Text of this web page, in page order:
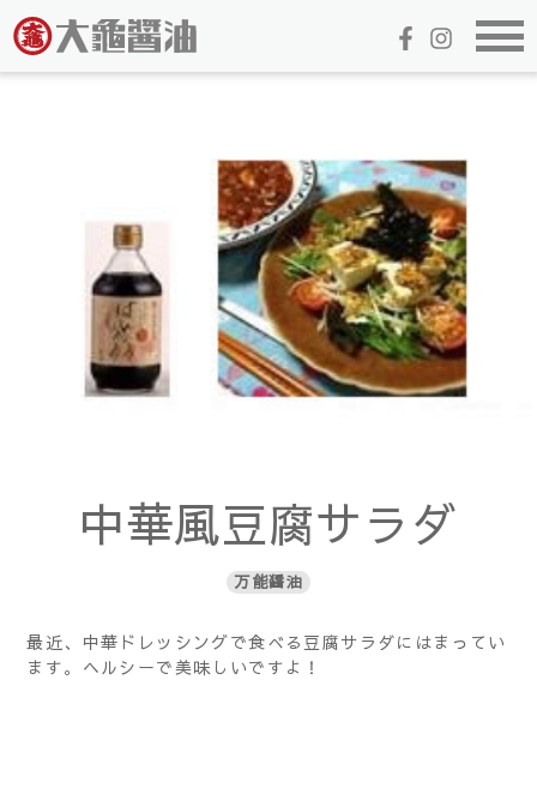
中華風豆腐サラダ
万能醤油
最近、中華ドレッシングで食べる豆腐サラダにはまってい
ます。ヘルシーで美味しいですよ！